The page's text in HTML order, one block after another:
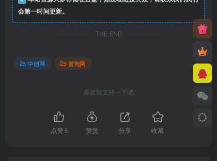
会第一时间更新。
THE END
中创网 冒泡网
喜欢就支持一下吧
点赞5 赞赏 分享 收藏